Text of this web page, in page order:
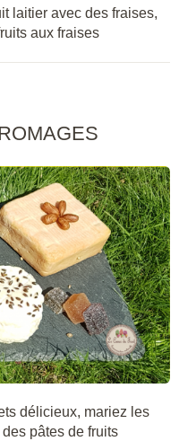
laitier avec des fraises,
aux fraises
délicieux, mariez les
pâtes de fruits